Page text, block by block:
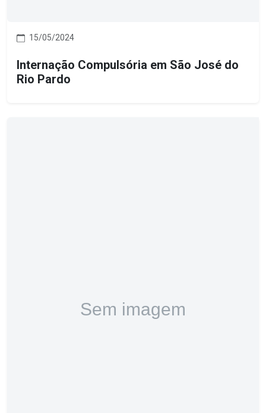
15/05/2024
Internação Compulsória em São José do
Rio Pardo